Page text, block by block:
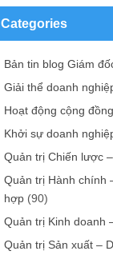
Categories
Bản tin blog Giám
Giải thể doanh
Hoạt động cộng
Khởi sự doanh
Quản trị Chiến lược
Quản trị Hành chính
hợp (90)
Quản trị Kinh doanh
Quản trị Sản xuất –